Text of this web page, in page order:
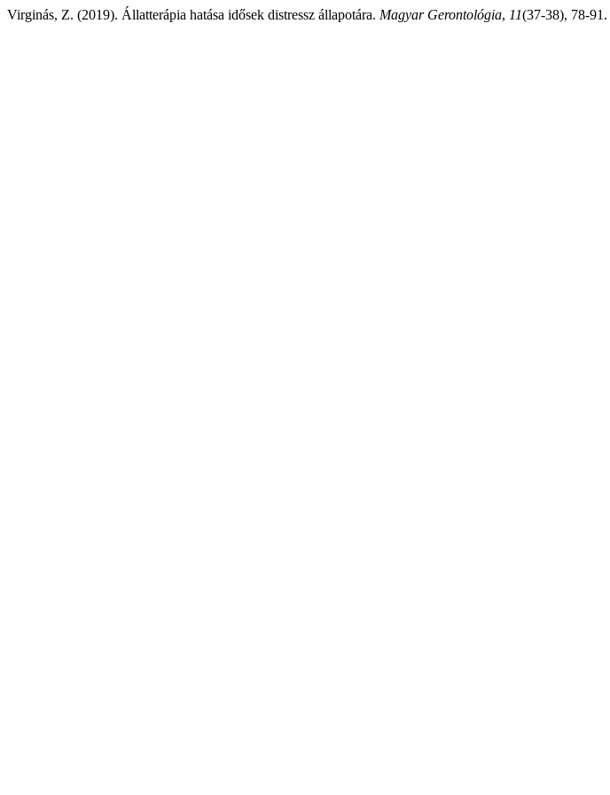
Virginás, Z. (2019). Állatterápia hatása idősek distressz állapotára. Magyar Gerontológia, 11(37-38), 78-91.